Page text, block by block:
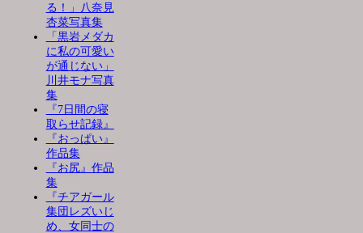
る！」八奈見
杏菜写真集
「黒岩メダカ
に私の可愛い
が通じない」
川井モナ写真
集
『7日間の寝
取らせ記録』
『おっぱい』
作品集
『お尻』作品
集
『チアガール
集団レズいじ
め、女同士の